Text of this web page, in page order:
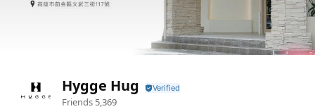
Hygge Hug
Friends 5,369